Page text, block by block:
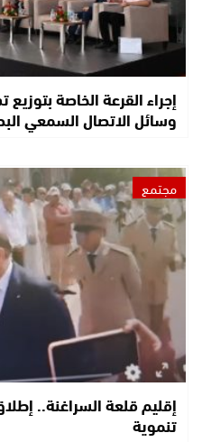
إجراء القرعة الخاصة
وسائل الاتصال السمعي
مجتمع
إقليم قلعة السراغنة..
تنموية